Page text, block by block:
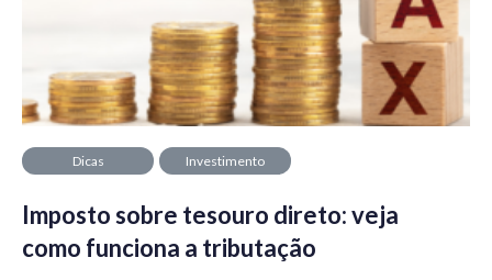
Dicas Investimento
Imposto sobre tesouro direto: veja
como funciona a tributação